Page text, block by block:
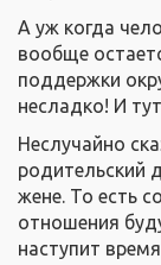
А уж когда
вообще
поддержки
несладко! И
Неслучайно
родительский
жене. То есть
отношения
наступит